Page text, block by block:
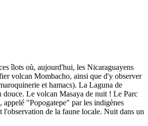
îlots où, aujourd'hui, les Nicaraguayens
volcan Mombacho, ainsi que d'y observer
et hamacs). La Laguna de
douce. Le volcan Masaya de nuit ! Le Parc
appelé "Popogatepe" par les indigènes
de la faune locale. Nuit dans un